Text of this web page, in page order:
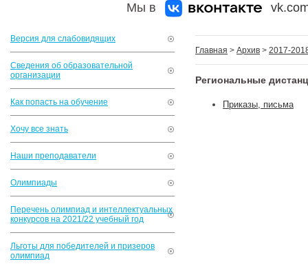
Мы в
Версия для слабовидящих
Сведения об образовательной
организации
Как попасть на обучение
Хочу все знать
Наши преподаватели
Олимпиады
Перечень олимпиад и интеллектуальных
конкурсов на 2021/22 учебный год
Льготы для победителей и призеров
олимпиад
Главная > Архив > 2017-
Региональные
Приказы, письма